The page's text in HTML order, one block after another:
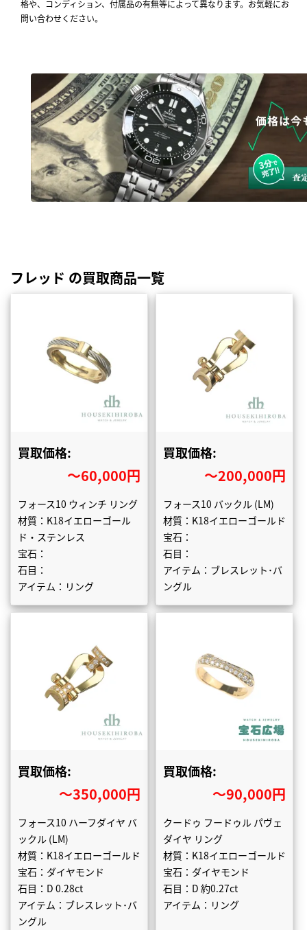
格や、コンディション、付属品の有無等によって異なります。お気軽にお
問い合わせください。
フレッド の買取商品一覧
買取価格:
〜60,000円
フォース10 ウィンチ リング
材質：K18イエローゴール
ド・ステンレス
宝石：
石目：
アイテム：リング
買取価格:
〜200,000円
フォース10 バックル (LM)
材質：K18イエローゴールド
宝石：
石目：
アイテム：ブレスレット･バ
ングル
買取価格:
〜350,000円
フォース10 ハーフダイヤ バ
ックル (LM)
材質：K18イエローゴールド
宝石：ダイヤモンド
石目：D 0.28ct
アイテム：ブレスレット･バ
ングル
買取価格:
〜90,000円
クードゥ フードゥル パヴェ
ダイヤ リング
材質：K18イエローゴールド
宝石：ダイヤモンド
石目：D 約0.27ct
アイテム：リング